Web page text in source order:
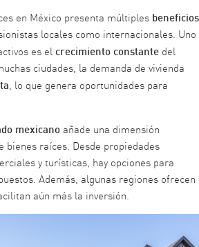
en México presenta múltiples beneficios
locales como internacionales. Uno
es el crecimiento constante del
ciudades, la demanda de vivienda
, lo que genera oportunidades para
mexicano añade una dimensión
bienes raíces. Desde propiedades
y turísticas, hay opciones para
Además, algunas regiones ofrecen
aún más la inversión.